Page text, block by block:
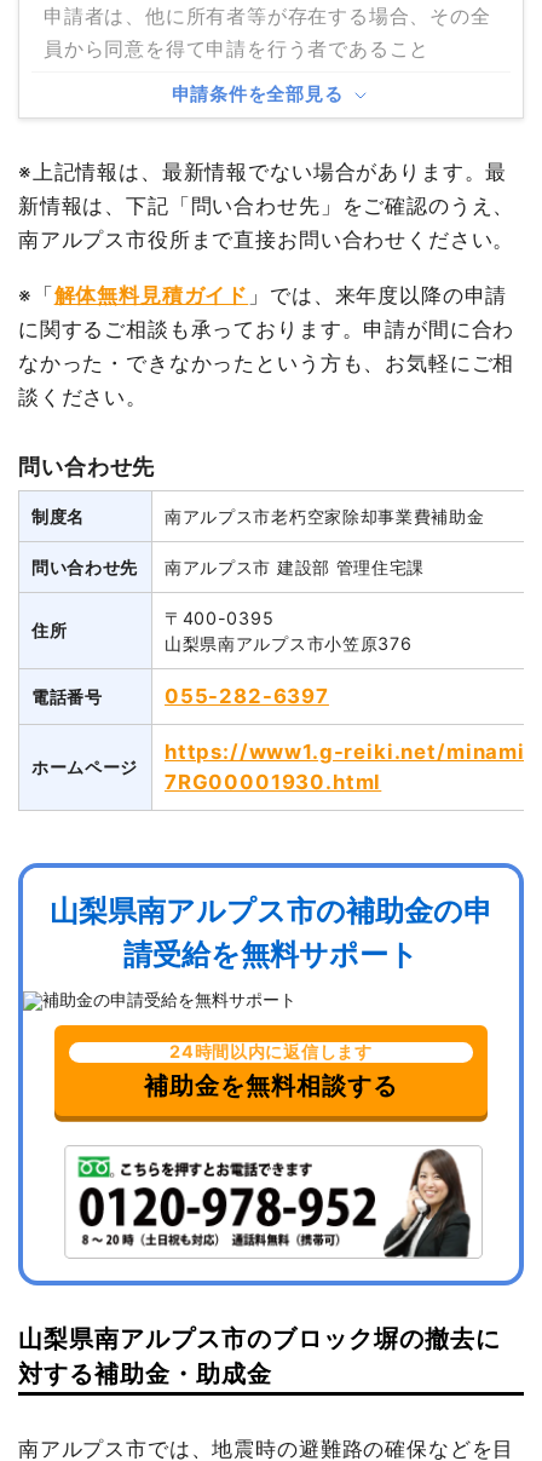
申請者は、他に所有者等が存在する場合、その全
員から同意を得て申請を行う者であること
申請条件を全部見る
※上記情報は、最新情報でない場合があります。最
新情報は、下記「問い合わせ先」をご確認のうえ、
南アルプス市役所まで直接お問い合わせください。
※「解体無料見積ガイド 」では、来年度以降の申請
に関するご相談も承っております。申請が間に合わ
なかった・できなかったという方も、お気軽にご相
談ください。
問い合わせ先
制度名 南アルプス市老朽空家除却事業費補助金
問い合わせ先 南アルプス市 建設部 管理住宅課
住所
〒400-0395
山梨県南アルプス市小笠原376
電話番号 055-282-6397
ホームページ
https://www1.g-reiki.net/
7RG00001930.html
山梨県南アルプス市の補助金の申
請受給を無料サポート
24時間以内に返信します
補助金を無料相談する
山梨県南アルプス市のブロック塀の撤去に
対する補助金・助成金
南アルプス市では、地震時の避難路の確保などを目